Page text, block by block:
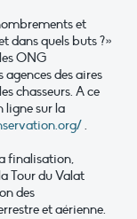
et
dans quels buts ?»
ONG
des aires
chasseurs. A ce
ligne sur la
.
finalisation,
Tour du Valat
des
et aérienne.